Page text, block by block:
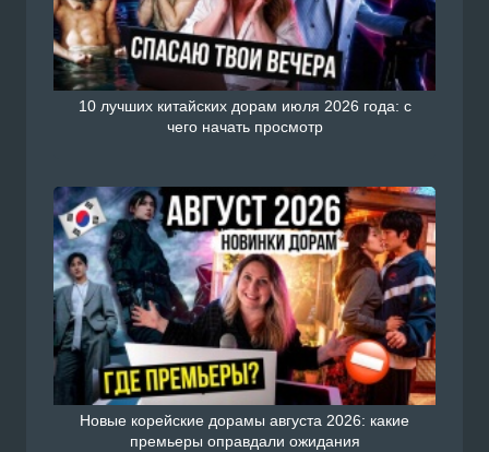
10 лучших китайских дорам июля 2026 года: с
чего начать просмотр
Новые корейские дорамы августа 2026: какие
премьеры оправдали ожидания